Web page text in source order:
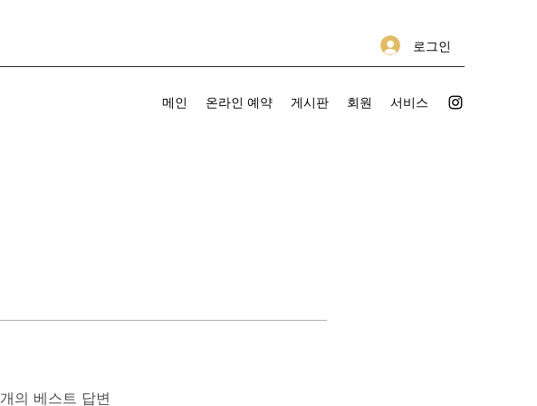
로그인
메인 온라인 예약 게시판 회원 서비스
개의 베스트 답변